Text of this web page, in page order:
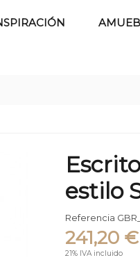
estilo
Referencia
241,20 €
21% IVA incluido